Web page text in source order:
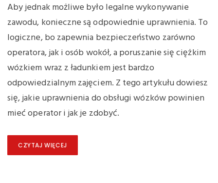
Aby jednak możliwe było legalne wykonywanie
zawodu, konieczne są odpowiednie uprawnienia. To
logiczne, bo zapewnia bezpieczeństwo zarówno
operatora, jak i osób wokół, a poruszanie się ciężkim
wózkiem wraz z ładunkiem jest bardzo
odpowiedzialnym zajęciem. Z tego artykułu dowiesz
się, jakie uprawnienia do obsługi wózków powinien
mieć operator i jak je zdobyć.
CZYTAJ WIĘCEJ